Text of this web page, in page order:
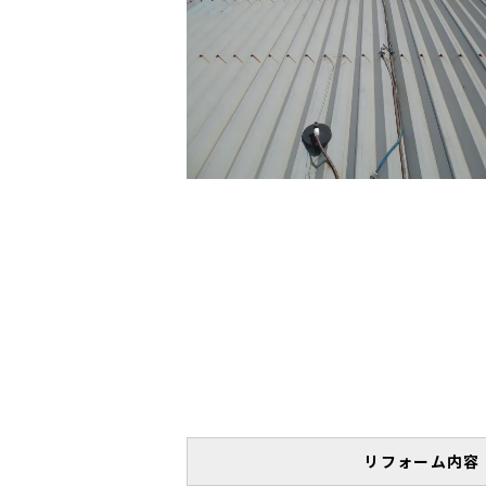
リフォーム内容